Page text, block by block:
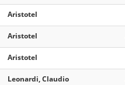
Aristotel
Aristotel
Aristotel
Leonardi, Claudio